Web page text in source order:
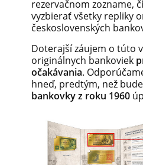
rezervačnom zozname,
vyzbierať všetky repliky
československých
Doterajší záujem o túto
originálnych bankoviek
očakávania.
hneď, predtým, než
bankovky z roku 1960